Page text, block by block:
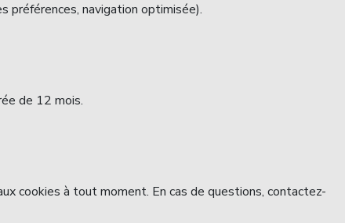
préférences, navigation optimisée).
de 12 mois.
cookies à tout moment. En cas de questions, contactez-